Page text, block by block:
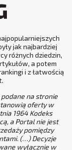
jak najbardziej
różnych dziedzin,
a potem
i z łatwością
na stronie
oferty w
1964 Kodeks
a Portal nie jest
pomiędzy
(…) Decyzje
wyłącznie w